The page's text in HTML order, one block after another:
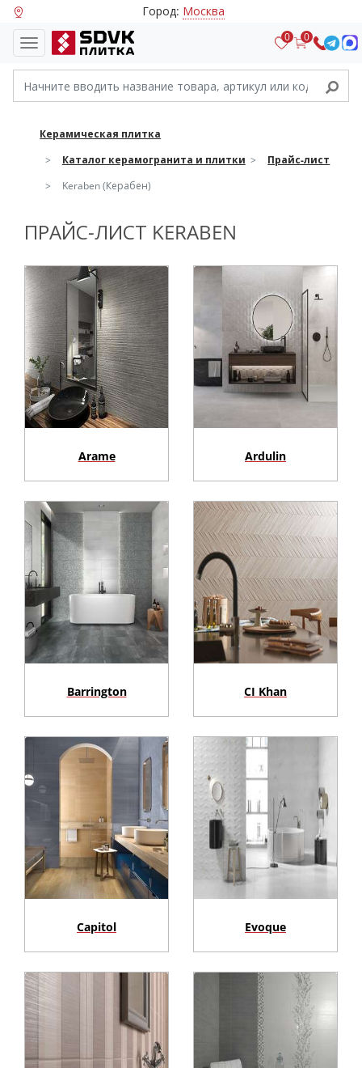
Город: Москва
0 0
Керамическая плитка
Каталог керамогранита и плитки
Прайс-лист
Keraben (Керабен)
ПРАЙС-ЛИСТ KERABEN
Arame Ardulin
Barrington CI Khan
Capitol Evoque